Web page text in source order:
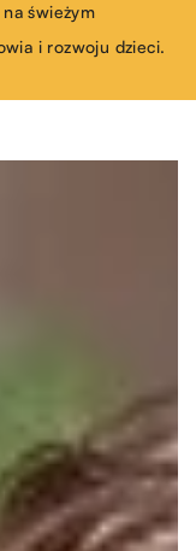
świeżym
i rozwoju dzieci.